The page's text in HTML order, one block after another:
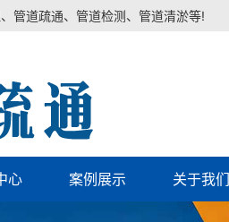
管道疏通、管道检测、管道清淤等!
心 案例展示 关于我们